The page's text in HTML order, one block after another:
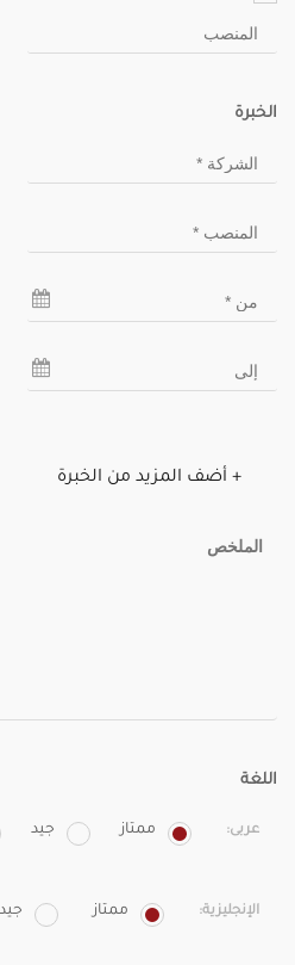
الخبرة
+ أضف المزيد من الخبرة
اللغة
عربى: ممتاز جيد
الإنجليزية: ممتاز جيد